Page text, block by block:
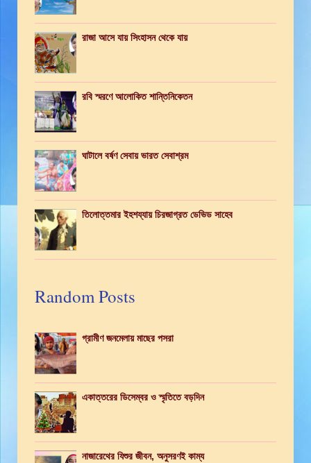
রাজা আসে যায় সিংহাসন থেকে যায়
রবি স্মরণে আলোকিত শান্তিনিকেতন
ঘাটালে বর্ষণ সেবায় ভারত সেবাশ্রম
তিলোত্তমার ইহশয্যায় চিরজাগ্রত ডেভিড সাহেব
Random Posts
গ্রামীণ জনমেলায় মাছের পসরা
একাত্তরের ডিসেম্বর ও স্মৃতিতে বড়দিন
নাজারেথের যিশুর জীবন, অনুসরণই কাম্য